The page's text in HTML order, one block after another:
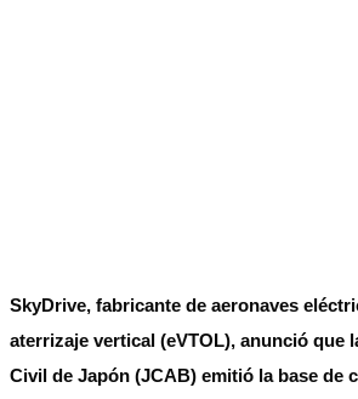
SkyDrive, fabricante de aeronaves
aterrizaje vertical (eVTOL), anunció que
Civil de Japón (JCAB) emitió la base de